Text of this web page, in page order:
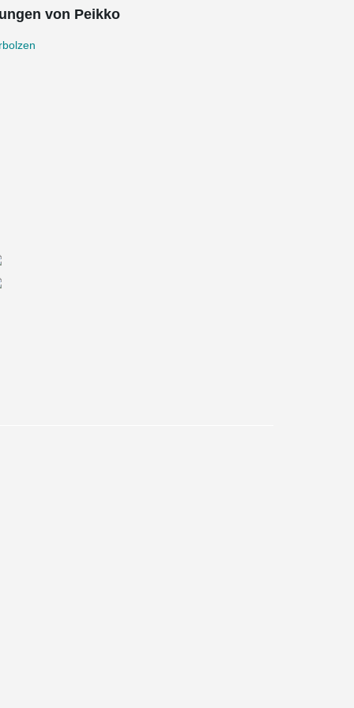
von Peikko